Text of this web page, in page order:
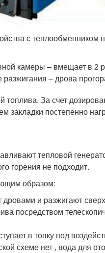
с теплообменником
камеры – вмещает в 2
– дрова
топлива. За счет
закладки постепенно
тепловой
горения не подходит.
образом:
и разжигают
посредством
в топку под
схеме нет , вода для